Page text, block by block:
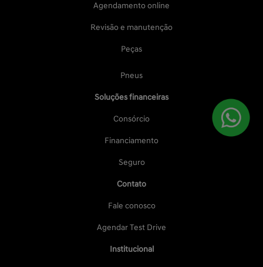
Agendamento online
Revisão e manutenção
Peças
Pneus
Soluções financeiras
Consórcio
Financiamento
Seguro
Contato
Fale conosco
Agendar Test Drive
Institucional